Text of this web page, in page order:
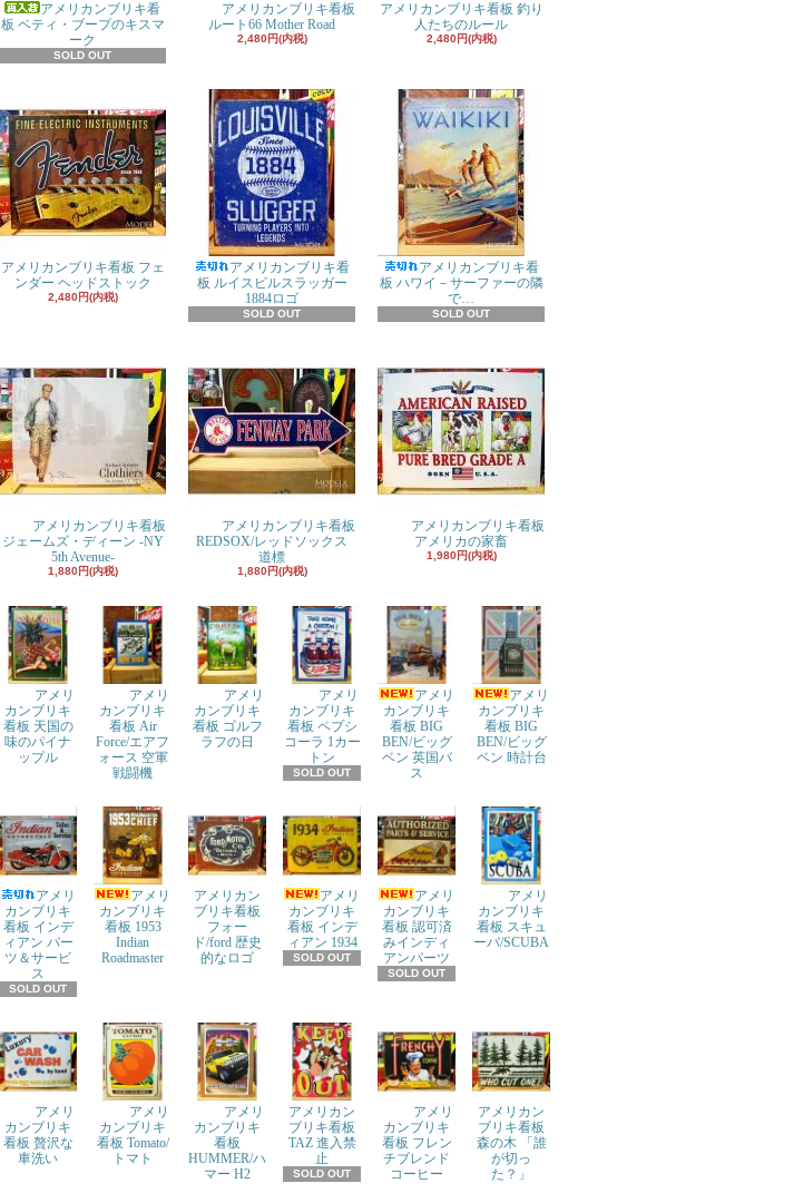
アメリカンブリキ看
板 ベティ・ブープのキスマ
ーク
SOLD OUT
アメリカンブリキ看板
ルート66 Mother Road
2,480円(内税)
アメリカンブリキ看板 釣り
人たちのルール
2,480円(内税)
アメリカンブリキ看板 フェ
ンダー ヘッドストック
2,480円(内税)
アメリカンブリキ看
板 ルイスビルスラッガー
1884ロゴ
SOLD OUT
アメリカンブリキ看
板 ハワイ－サーファーの隣
で…
SOLD OUT
アメリカンブリキ看板
ジェームズ・ディーン -NY
5th Avenue-
1,880円(内税)
アメリカンブリキ看板
REDSOX/レッドソックス
道標
1,880円(内税)
アメリカンブリキ看板
アメリカの家畜
1,980円(内税)
アメリ
カンブリキ
看板 天国の
味のパイナ
ップル
アメリ
カンブリキ
看板 Air
Force/エアフ
ォース 空軍
戦闘機
アメリ
カンブリキ
看板 ゴルフ
ラフの日
アメリ
カンブリキ
看板 ペプシ
コーラ 1カー
トン
SOLD OUT
アメリ
カンブリキ
看板 BIG
BEN/ビッグ
ベン 英国バ
ス
アメリ
カンブリキ
看板 BIG
BEN/ビッグ
ベン 時計台
アメリ
カンブリキ
看板 インデ
ィアン パー
ツ＆サービ
ス
SOLD OUT
アメリ
カンブリキ
看板 1953
Indian
Roadmaster
アメリカン
ブリキ看板
フォー
ド/ford 歴史
的なロゴ
アメリ
カンブリキ
看板 インデ
ィアン 1934
SOLD OUT
アメリ
カンブリキ
看板 認可済
みインディ
アンパーツ
SOLD OUT
アメリ
カンブリキ
看板 スキュ
ーバ/SCUBA
アメリ
カンブリキ
看板 贅沢な
車洗い
アメリ
カンブリキ
看板 Tomato/
トマト
アメリ
カンブリキ
看板
HUMMER/ハ
マー H2
アメリカン
ブリキ看板
TAZ 進入禁
止
SOLD OUT
アメリ
カンブリキ
看板 フレン
チブレンド
コーヒー
アメリカン
ブリキ看板
森の木 「誰
が切っ
た？」